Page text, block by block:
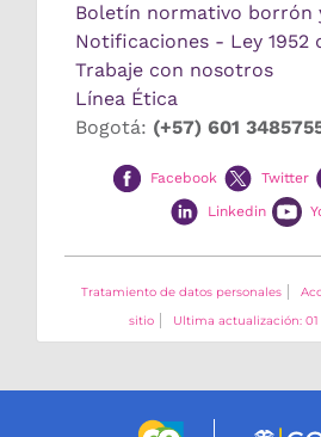
Boletín normativo borrón
Notificaciones - Ley 1952
Trabaje con nosotros
Línea Ética
Bogotá: (+57) 601
Facebook Twitter
Linkedin
Tratamiento de datos personales
sitio
Ultima actualización: 01
Logo marca